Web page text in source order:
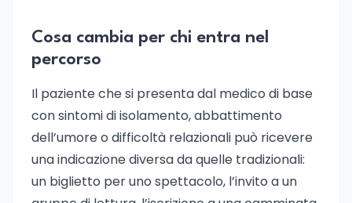
Cosa cambia per chi entra nel
percorso
Il paziente che si presenta dal medico di base
con sintomi di isolamento, abbattimento
dell’umore o difficoltà relazionali può ricevere
una indicazione diversa da quelle tradizionali:
un biglietto per uno spettacolo, l’invito a un